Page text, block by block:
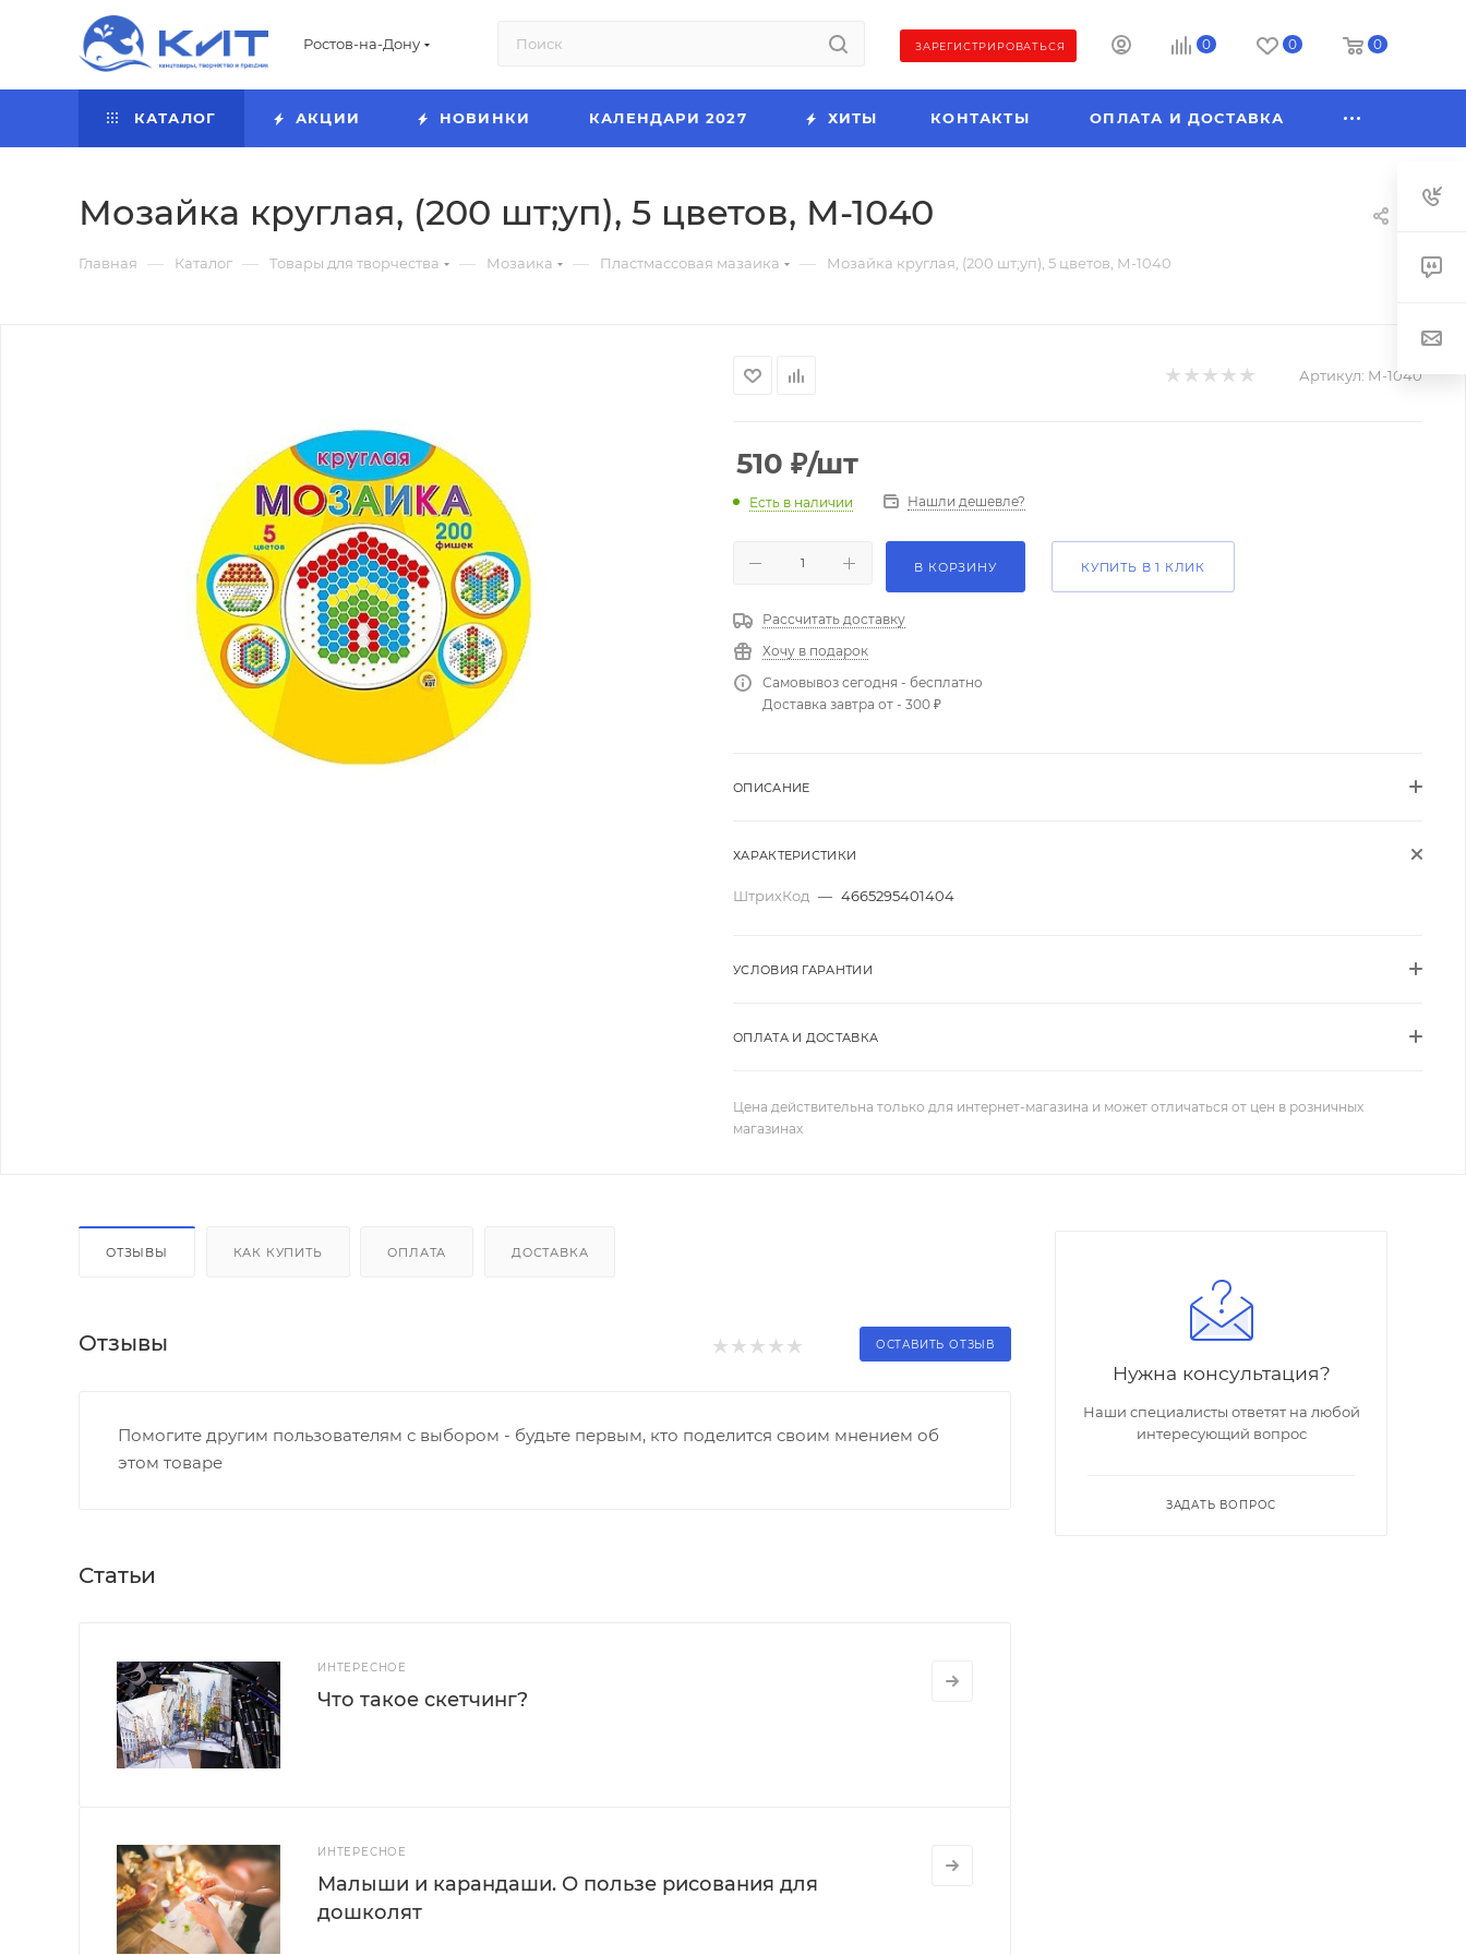
Ростов-на-Дону ЗАРЕГИСТРИРОВАТЬСЯ 0 0 0
КАТАЛОГ АКЦИИ НОВИНКИ КАЛЕНДАРИ 2027 ХИТЫ КОНТАКТЫ ОПЛАТА И ДОСТАВКА
Мозайка круглая, (200 шт;уп), 5 цветов, М-1040
Главная — Каталог — Товары для творчества — Мозаика — Пластмассовая мазаика — Мозайка круглая, (200 шт;уп), 5 цветов, М-1040
Артикул: М-1040
510 ₽/шт
Есть в наличии Нашли дешевле?
В КОРЗИНУ КУПИТЬ В 1 КЛИК
Рассчитать доставку
Хочу в подарок
Самовывоз сегодня - бесплатно
Доставка завтра от - 300 ₽
ОПИСАНИЕ
ХАРАКТЕРИСТИКИ
ШтрихКод — 4665295401404
УСЛОВИЯ ГАРАНТИИ
ОПЛАТА И ДОСТАВКА
Цена действительна только для интернет-магазина и может отличаться от цен в розничных
магазинах
ОТЗЫВЫ КАК КУПИТЬ ОПЛАТА ДОСТАВКА
Отзывы ОСТАВИТЬ ОТЗЫВ
Помогите другим пользователям с выбором - будьте первым, кто поделится своим мнением об
этом товаре
Статьи
ИНТЕРЕСНОЕ
Что такое скетчинг?
ИНТЕРЕСНОЕ
Малыши и карандаши. О пользе рисования для
дошколят
Нужна консультация?
Наши специалисты ответят на любой
интересующий вопрос
ЗАДАТЬ ВОПРОС